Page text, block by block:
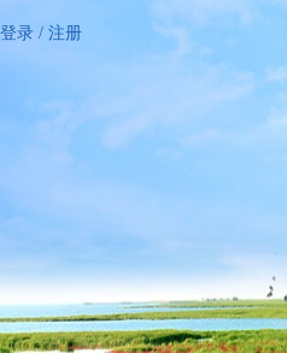
登录 / 注册